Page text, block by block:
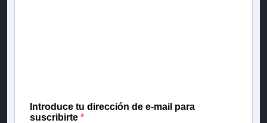
Introduce tu dirección de e-mail para
suscribirte